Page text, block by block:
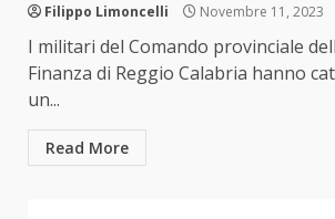
Filippo Limoncelli Novembre 11, 2023
I militari del Comando provinciale
Finanza di Reggio Calabria hanno
un...
Read More